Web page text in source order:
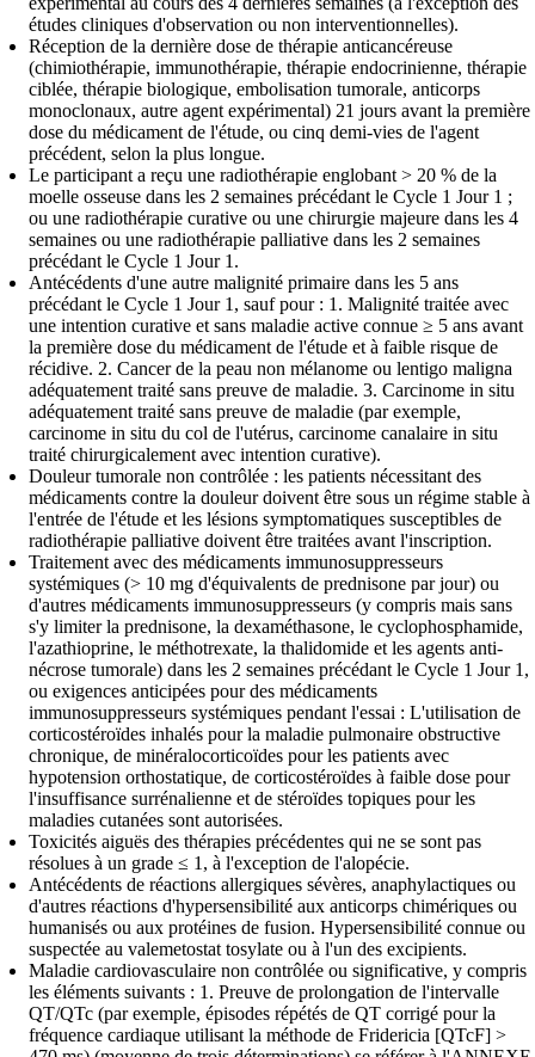
études cliniques d'observation ou non interventionnelles).
Réception de la dernière dose de thérapie anticancéreuse
(chimiothérapie, immunothérapie, thérapie endocrinienne, thérapie
ciblée, thérapie biologique, embolisation tumorale, anticorps
monoclonaux, autre agent expérimental) 21 jours avant la première
dose du médicament de l'étude, ou cinq demi-vies de l'agent
précédent, selon la plus longue.
Le participant a reçu une radiothérapie englobant > 20 % de la
moelle osseuse dans les 2 semaines précédant le Cycle 1 Jour 1 ;
ou une radiothérapie curative ou une chirurgie majeure dans les 4
semaines ou une radiothérapie palliative dans les 2 semaines
précédant le Cycle 1 Jour 1.
Antécédents d'une autre malignité primaire dans les 5 ans
précédant le Cycle 1 Jour 1, sauf pour : 1. Malignité traitée avec
une intention curative et sans maladie active connue ≥ 5 ans avant
la première dose du médicament de l'étude et à faible risque de
récidive. 2. Cancer de la peau non mélanome ou lentigo maligna
adéquatement traité sans preuve de maladie. 3. Carcinome in situ
adéquatement traité sans preuve de maladie (par exemple,
carcinome in situ du col de l'utérus, carcinome canalaire in situ
traité chirurgicalement avec intention curative).
Douleur tumorale non contrôlée : les patients nécessitant des
médicaments contre la douleur doivent être sous un régime stable à
l'entrée de l'étude et les lésions symptomatiques susceptibles de
radiothérapie palliative doivent être traitées avant l'inscription.
Traitement avec des médicaments immunosuppresseurs
systémiques (> 10 mg d'équivalents de prednisone par jour) ou
d'autres médicaments immunosuppresseurs (y compris mais sans
s'y limiter la prednisone, la dexaméthasone, le cyclophosphamide,
l'azathioprine, le méthotrexate, la thalidomide et les agents anti-
nécrose tumorale) dans les 2 semaines précédant le Cycle 1 Jour 1,
ou exigences anticipées pour des médicaments
immunosuppresseurs systémiques pendant l'essai : L'utilisation de
corticostéroïdes inhalés pour la maladie pulmonaire obstructive
chronique, de minéralocorticoïdes pour les patients avec
hypotension orthostatique, de corticostéroïdes à faible dose pour
l'insuffisance surrénalienne et de stéroïdes topiques pour les
maladies cutanées sont autorisées.
Toxicités aiguës des thérapies précédentes qui ne se sont pas
résolues à un grade ≤ 1, à l'exception de l'alopécie.
Antécédents de réactions allergiques sévères, anaphylactiques ou
d'autres réactions d'hypersensibilité aux anticorps chimériques ou
humanisés ou aux protéines de fusion. Hypersensibilité connue ou
suspectée au valemetostat tosylate ou à l'un des excipients.
Maladie cardiovasculaire non contrôlée ou significative, y compris
les éléments suivants : 1. Preuve de prolongation de l'intervalle
QT/QTc (par exemple, épisodes répétés de QT corrigé pour la
fréquence cardiaque utilisant la méthode de Fridericia [QTcF] >